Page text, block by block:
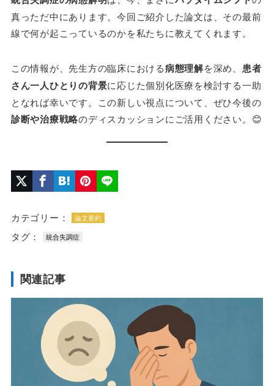
真っただ中にあります。今回ご紹介した論文は、その最前
線で何が起こっているのかを私たちに教えてくれます。
この情報が、先生方の臨床における病態理解を深め、 患者
さん一人ひとりの背景に応じた個別化医療を検討する一助
となれば幸いです。この新しい視点について、ぜひ今後の
診断や治療戦略のディスカッションにご活用ください。😊
カテゴリー： 論文要約
タグ： 統合失調症
関連記事